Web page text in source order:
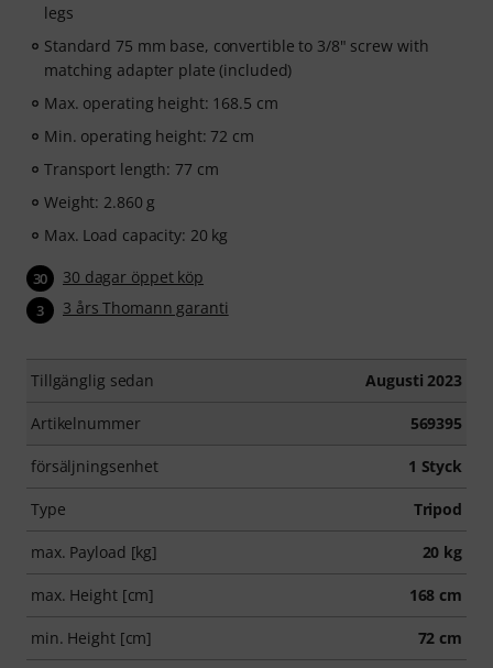
legs
Standard 75 mm base, convertible to 3/8" screw with
matching adapter plate (included)
Max. operating height: 168.5 cm
Min. operating height: 72 cm
Transport length: 77 cm
Weight: 2.860 g
Max. Load capacity: 20 kg
30 30 dagar öppet köp
3 3 års Thomann garanti
Tillgänglig sedan Augusti 2023
Artikelnummer 569395
försäljningsenhet 1 Styck
Type Tripod
max. Payload [kg] 20 kg
max. Height [cm] 168 cm
min. Height [cm] 72 cm